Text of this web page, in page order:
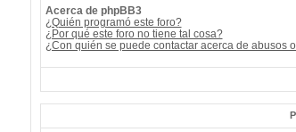
Acerca de phpBB3
¿Quién programó este foro?
¿Por qué este foro no tiene tal cosa?
¿Con quién se puede contactar acerca de abusos